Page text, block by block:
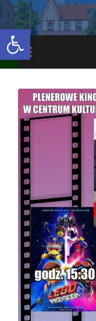
Open toolbar
Toggle
mobile